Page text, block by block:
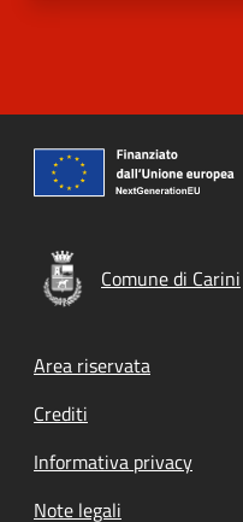
Comune di Carini
Footer menu
Area riservata
Crediti
Informativa privacy
Note legali